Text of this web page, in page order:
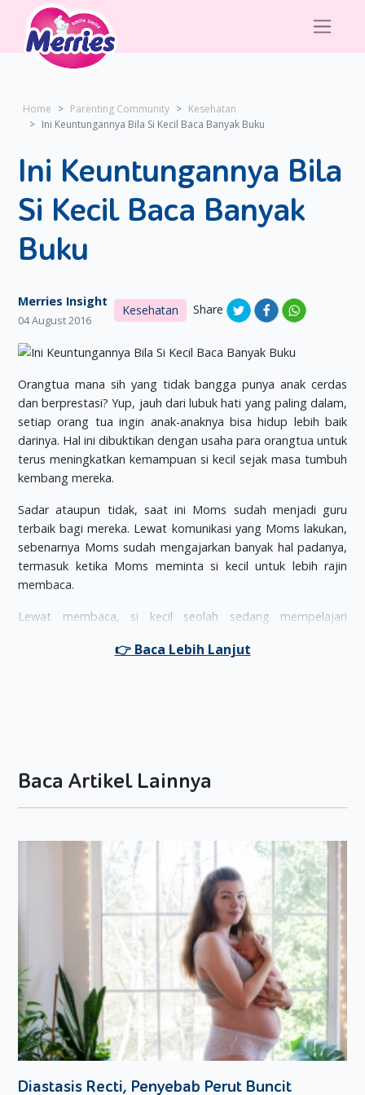
Home Parenting Community
Kesehatan
Ini Keuntungannya Bila Si Kecil Baca Banyak Buku
Ini Keuntungannya Bila
Si Kecil Baca Banyak
Buku
Merries Insight
04 August 2016
Kesehatan Share
Orangtua mana sih yang tidak bangga punya anak cerdas
dan berprestasi? Yup, jauh dari lubuk hati yang paling dalam,
setiap orang tua ingin anak-anaknya bisa hidup lebih baik
darinya. Hal ini dibuktikan dengan usaha para orangtua untuk
terus meningkatkan kemampuan si kecil sejak masa tumbuh
kembang mereka.
Sadar ataupun tidak, saat ini Moms sudah menjadi guru
terbaik bagi mereka. Lewat komunikasi yang Moms lakukan,
sebenarnya Moms sudah mengajarkan banyak hal padanya,
termasuk ketika Moms meminta si kecil untuk lebih rajin
membaca.
Lewat membaca, si kecil seolah sedang mempelajari
lengkap, dan belajar untuk menggunakan imajinasinya. Selain
manfaat lainnya yang didapat dari kebiasaan membaca
buku. Salah satunya adalah sebuah penelitian di Italia yang
menyatakan jika rumah tanpa buku, merupakan sinyal
Fakta mengejutkan ini terungkap dari sebuah penelitian yang
dilakukan University of Padua di Italia. Dalam penelitian yang
dipublikasikan juga dalam
Economic Journal tersebut
menyatakan, anak-anak yang punya banyak buku di
rumahnya, cenderung mendapatkan penghasilan lebih tinggi
Penelitian tersebut diikuti oleh lebih dari 6000 pria yang lahir
di 9 negara di Eropa, dan mendata seberapa banyak buku
yang dimiliki saat peserta ketika anak-anak. Setelah itu,
mereka pun lantas dikelompokan berdasarkan jumlah buku
yang dimiliki.
Baca Artikel Lainnya
Diastasis Recti, Penyebab Perut Buncit